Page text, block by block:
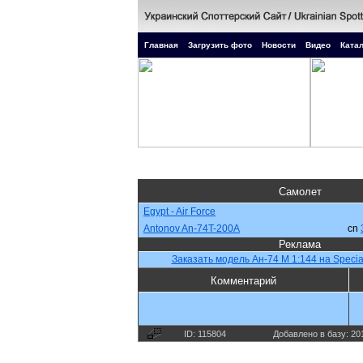
Главная Загрузить фото Новости Видео
Самолет
Egypt - Air Force
Antonov An-74T-200A
cn
Реклама
Заказать модель Ан-74 М 1:144 на
Комментарий
ID: 115804 Добавлено в базу: